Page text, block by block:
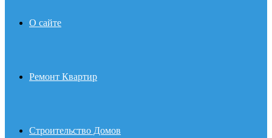
О сайте
Ремонт Квартир
Строительство Домов